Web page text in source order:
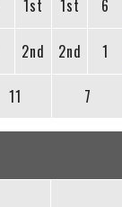
1st 1st 6
2nd 2nd 1
11 7